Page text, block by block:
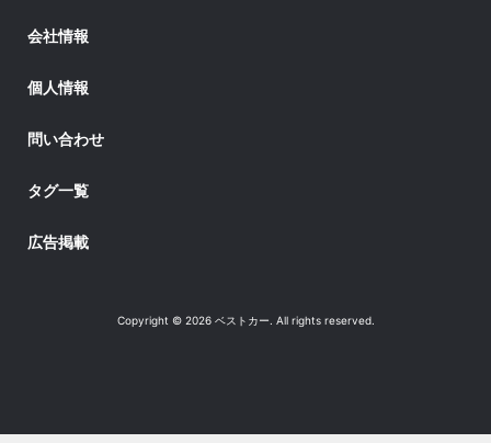
会社情報
個人情報
問い合わせ
タグ一覧
広告掲載
Copyright © 2026 ベストカー. All rights reserved.